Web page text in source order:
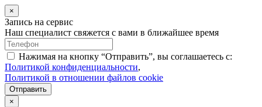
×
Запись на сервис
Наш специалист свяжется с вами в ближайшее время
Нажимая на кнопку “Отправить”, вы соглашаетесь с:
Политикой конфиденциальности,
Политикой в отношении файлов cookie
Отправить
×